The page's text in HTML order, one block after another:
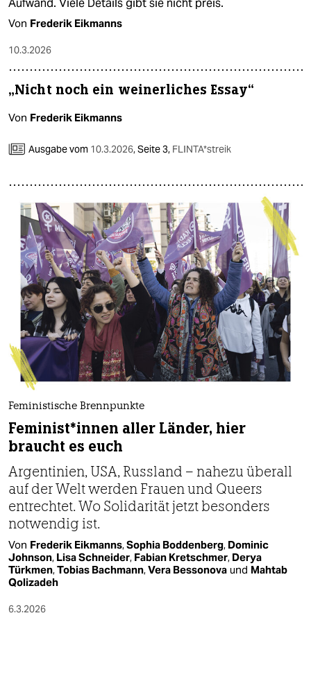
Aufwand. Viele Details gibt sie nicht preis.
Von Frederik Eikmanns
10.3.2026
„Nicht noch ein weinerliches Essay“
Von Frederik Eikmanns
Ausgabe vom 10.3.2026,Seite 3, FLINTA*streik
Feministische Brennpunkte
Fe­mi­nis­t*in­nen aller Länder, hier
braucht es euch
Argentinien, USA, Russland – nahezu überall
auf der Welt werden Frauen und Queers
entrechtet. Wo Solidarität jetzt besonders
notwendig ist.
Von Frederik Eikmanns,Sophia Boddenberg, Dominic
Johnson, Lisa Schneider, Fabian Kretschmer, Derya
Türkmen,Tobias Bachmann,Vera Bessonova und Mahtab
Qolizadeh
6.3.2026